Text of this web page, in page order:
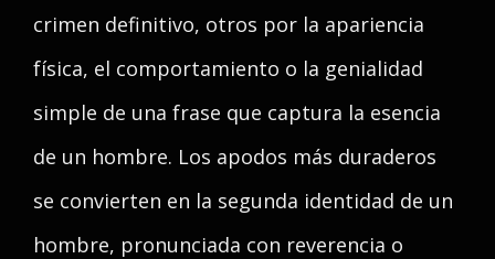
crimen definitivo, otros por la apariencia
física, el comportamiento o la genialidad
simple de una frase que captura la esencia
de un hombre. Los apodos más duraderos
se convierten en la segunda identidad de un
hombre, pronunciada con reverencia o